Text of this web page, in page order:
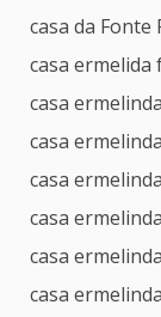
casa da Fonte
casa ermelida
casa ermelinda
casa
casa
casa
casa
casa